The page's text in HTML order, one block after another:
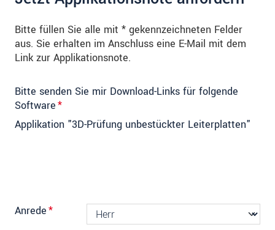
Bitte füllen Sie alle mit * gekennzeichneten Felder
aus. Sie erhalten im Anschluss eine E-Mail mit dem
Link zur Applikationsnote.
Bitte senden Sie mir Download-Links für folgende
Software*
Applikation "3D-Prüfung unbestückter Leiterplatten"
Anrede*